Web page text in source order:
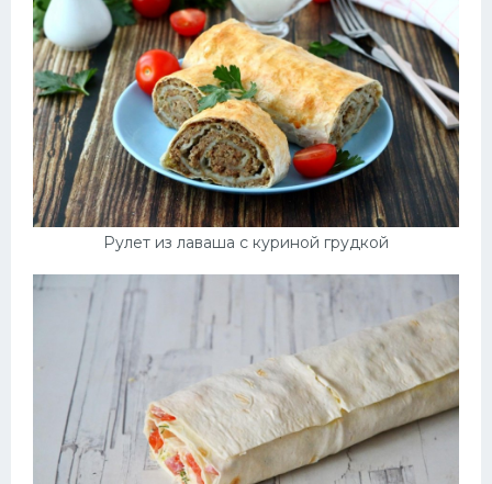
Рулет из лаваша с куриной грудкой